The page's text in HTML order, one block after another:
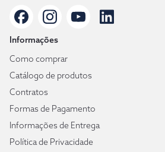
Informações
Como comprar
Catálogo de produtos
Contratos
Formas de Pagamento
Informações de Entrega
Política de Privacidade